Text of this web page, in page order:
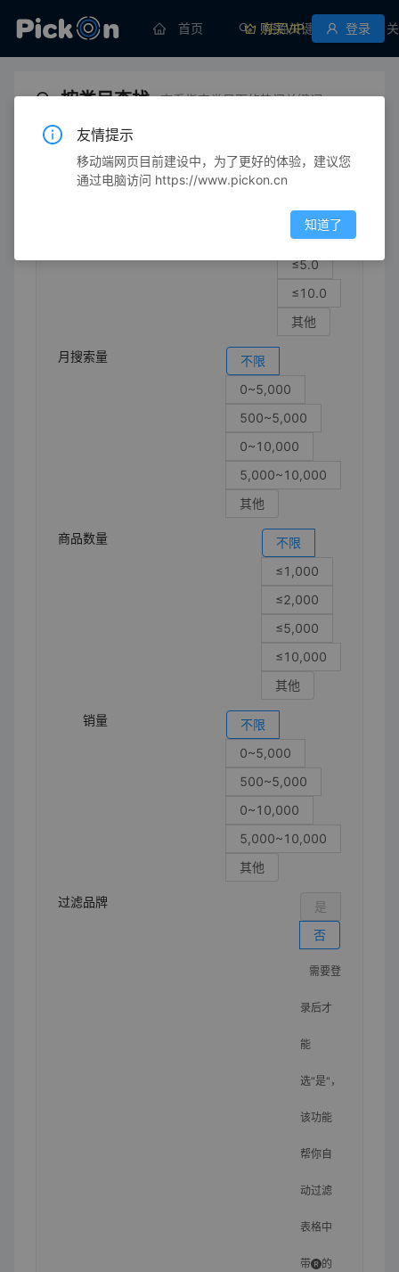
首页 挖掘关键词
购买VIP 登录
按类目查找 查看指定类目下的热门关键词
数码/家电 相机/摄像机用品 相机/摄像机相关用品 遥控器/遥控器
不限
≤1.0
≤5.0
≤10.0
其他
月搜索量
不限
0~5,000
500~5,000
0~10,000
5,000~10,000
其他
商品数量
不限
≤1,000
≤2,000
≤5,000
≤10,000
其他
销量
不限
0~5,000
500~5,000
0~10,000
5,000~10,000
其他
过滤品牌
是
否
需要登
录后才
能
选"是"，
该功能
帮你自
动过滤
表格中
带 的
友情提示
移动端网页目前建设中，为了更好的体验，建议您
通过电脑访问 https://www.pickon.cn
知道了